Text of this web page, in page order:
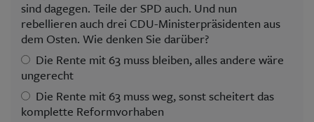
sind dagegen. Teile der SPD auch. Und nun
rebellieren auch drei CDU-Ministerpräsidenten aus
dem Osten. Wie denken Sie darüber?
Die Rente mit 63 muss bleiben, alles andere wäre
ungerecht
Die Rente mit 63 muss weg, sonst scheitert das
komplette Reformvorhaben